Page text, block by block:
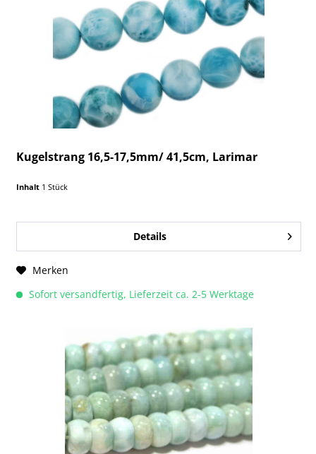
Kugelstrang 16,5-17,5mm/ 41,5cm, Larimar
Inhalt 1 Stück
Details
Merken
Sofort versandfertig, Lieferzeit ca. 2-5 Werktage